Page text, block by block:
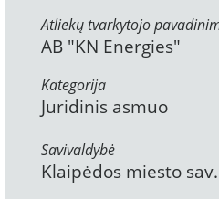
Atliekų tvarkytojo
AB "KN Energies"
Kategorija
Juridinis asmuo
Savivaldybė
Klaipėdos miesto sav.